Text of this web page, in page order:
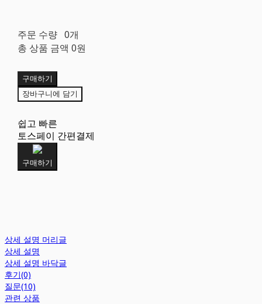
주문 수량 0개
총 상품 금액 0원
구매하기
장바구니에 담기
쉽고 빠른
토스페이 간편결제
구매하기
상세 설명 머리글
상세 설명
상세 설명 바닥글
후기(0)
질문(10)
관련 상품